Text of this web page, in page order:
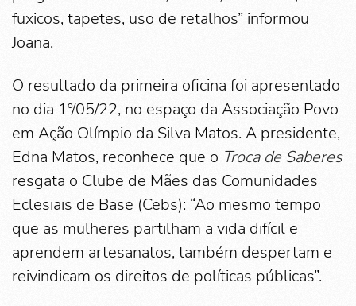
fuxicos, tapetes, uso de retalhos” informou
Joana.
O resultado da primeira oficina foi apresentado
no dia 1º/05/22, no espaço da Associação Povo
em Ação Olímpio da Silva Matos. A presidente,
Edna Matos, reconhece que o Troca de Saberes
resgata o Clube de Mães das Comunidades
Eclesiais de Base (Cebs): “Ao mesmo tempo
que as mulheres partilham a vida difícil e
aprendem artesanatos, também despertam e
reivindicam os direitos de políticas públicas”.